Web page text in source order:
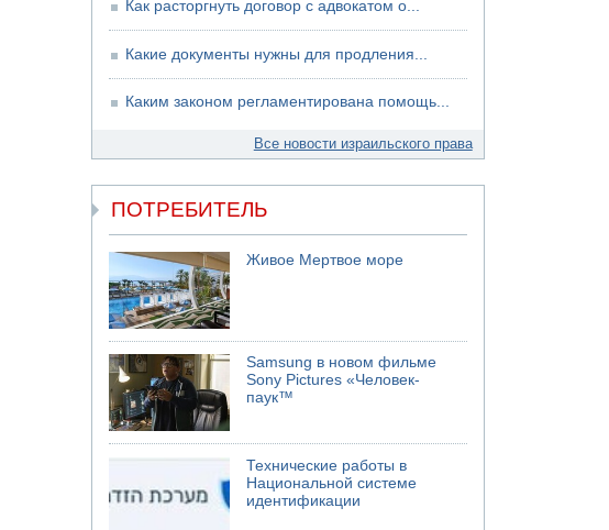
Как расторгнуть договор с адвокатом о...
Какие документы нужны для продления...
Каким законом регламентирована помощь...
Все новости израильского права
ПОТРЕБИТЕЛЬ
Живое Мертвое море
Samsung в новом фильме
Sony Pictures «Человек-
паук™
Технические работы в
Национальной системе
идентификации